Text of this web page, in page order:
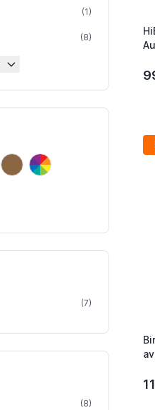
(1)article
(8)article
Brun
Brun Multicolore
Multicolore
(7)article
(8)article